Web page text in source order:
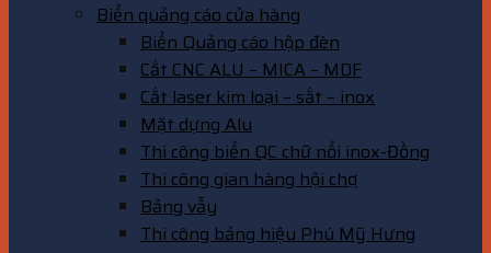
Biển quảng cáo cửa hàng
Biển Quảng cáo hộp đèn
Cắt CNC ALU – MICA – MDF
Cắt laser kim loại – sắt – inox
Mặt dựng Alu
Thi công biển QC chữ nổi inox-Đồng
Thi công gian hàng hội chợ
Bảng vẫy
Thi công bảng hiệu Phú Mỹ Hưng